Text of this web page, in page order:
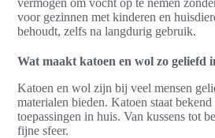
vermogen om vocht op te nemen
voor gezinnen met kinderen en
behoudt, zelfs na langdurig gebruik.
Wat maakt katoen en wol zo geliefd
Katoen en wol zijn bij veel mensen
materialen bieden. Katoen staat
toepassingen in huis. Van kussens tot
fijne sfeer.